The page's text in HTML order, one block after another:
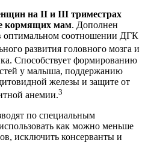
на II и III триместрах
кормящих мам. Дополнен
оптимальном соотношении ДГК
развития головного мозга и
Способствует формированию
у малыша, поддержанию
железы и защите от
анемии.3
по специальным
как можно меньше
исключить консерванты и